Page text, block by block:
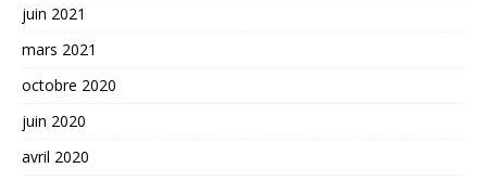
juin 2021
mars 2021
octobre 2020
juin 2020
avril 2020